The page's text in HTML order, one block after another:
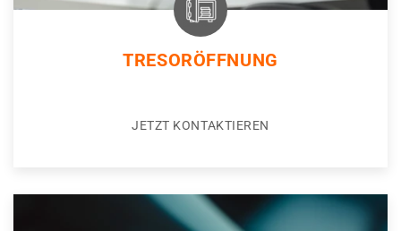
TRESORÖFFNUNG
JETZT KONTAKTIEREN